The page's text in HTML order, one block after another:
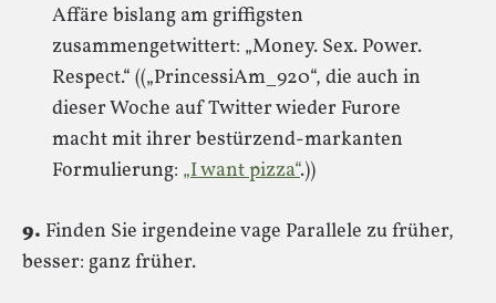
Affäre bislang am griffigsten
zusammengetwittert: „Money. Sex. Power.
Respect.“ ((„PrincessiAm_920“, die auch in
dieser Woche auf Twitter wieder Furore
macht mit ihrer bestürzend-markanten
Formulierung: „I want pizza“.))
9. Finden Sie irgendeine vage Parallele zu früher,
besser: ganz früher.